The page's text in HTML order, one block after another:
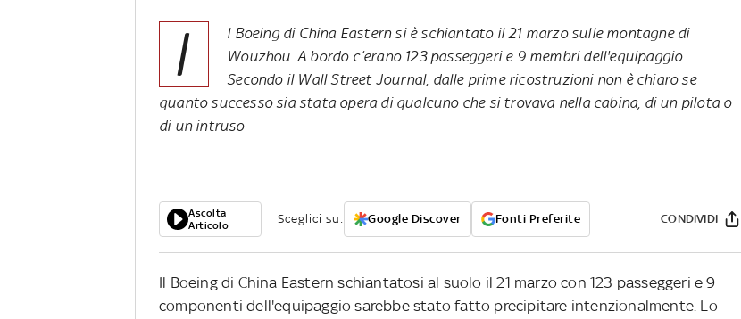
I
l Boeing di China Eastern si è schiantato il 21 marzo sulle montagne di
Wouzhou. A bordo c’erano 123 passeggeri e 9 membri dell'equipaggio.
Secondo il Wall Street Journal, dalle prime ricostruzioni non è chiaro se
quanto successo sia stata opera di qualcuno che si trovava nella cabina, di un pilota o
di un intruso
Ascolta
Articolo
Sceglici su: Google Discover Fonti Preferite CONDIVIDI
Il Boeing di China Eastern schiantatosi al suolo il 21 marzo con 123 passeggeri e 9
componenti dell'equipaggio sarebbe stato fatto precipitare intenzionalmente. Lo